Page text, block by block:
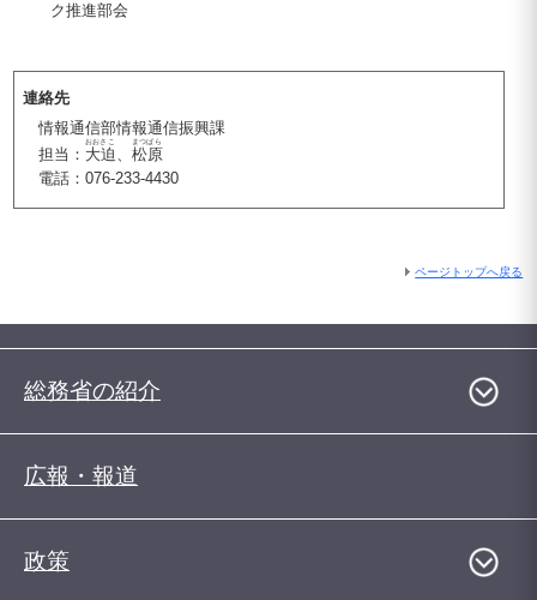
ク推進部会
連絡先
情報通信部情報通信振興課
担当： 大迫
おおさこ
、 松原
まつばら
電話：076-233-4430
ページトップへ戻る
総務省の紹介
広報・報道
政策